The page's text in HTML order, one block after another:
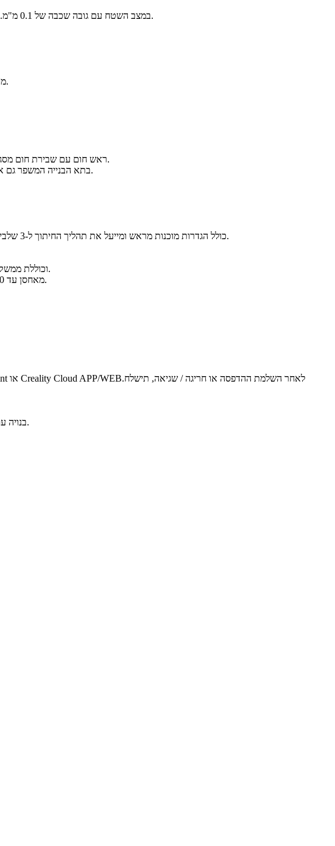
*מהירות ה-600 מ"מ לשנייה מושגת ב-Creality Lab במצב השטח עם גובה שכבה של 0.1 מ"מ. המהירות האופיינית היא 300 מ"מ לשנייה. מהירות הנסיעה היא 800 מ"מ לשנייה.
עם תאוצה של 20,000 מ"מ/ס"ר, K1 מתקדמת עד 600 מ"מ/שנייה תוך 0.03 שניות בלבד ומספקת מהירות מלאה ב-90% מזמן ההדפסה.
מכבש ישיר בעל הילוך כפול, המספק כוח חזק של 50N, ראש חום עם שבירת חום מסגסוגת טיטניום וזרבובית מסגסוגת נחושת, עובד עם צבעים מרהיבים עד ℃300.
קירור של Dual Fans - מאוורר גדול על ראש ההדפסה עם תעלות אוויר המקרר את הדגם ישירות ומאוורר עזר 18W בתא הבנייה המשפר גם את אפקט הקירור.
ה-Slicer החדש שפותח, Creality Print 4.3, כולל הגדרות מוכנות מראש ומייעל את תהליך החיתוך ל-3 שלבים פשוטים, מחזק את ההדפסה במהירות גבוהה עם רוחב קו משתנה, נתיב קשת וכן הלאה.
K1 מאמצת את מערכת ההפעלה החכמה של Creality, וכוללת ממשק משתמש פשוט ומסנכרן נתונים ופקודות עם מחשב, טלפון, ענן ומודול תוספות.
מעבד בעל ליבה כפולה 1.2GHz המספק הדפסה במהירות גבוהה בקלות וה-8G ROM מאחסן עד 400 קבצי דגמים ומאפשר כתיבה וקריאה מהירה.
המסגרת של K1 בנויה עם חלקי סגסוגת אלומיניום יצוק קשיחים, מה שמאפשר הדפסה יציבה במהירות גבוהה ואיכות ההדפסה מעולה כל הזמן.